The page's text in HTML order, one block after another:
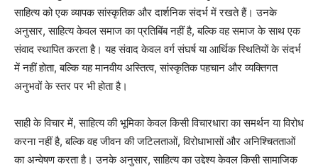
साहित्य को एक व्यापक सांस्कृतिक और दार्शनिक संदर्भ में रखते हैं। उनके
अनुसार, साहित्य केवल समाज का प्रतिबिंब नहीं है, बल्कि वह समाज के साथ एक
संवाद स्थापित करता है। यह संवाद केवल वर्ग संघर्ष या आर्थिक स्थितियों के संदर्भ
में नहीं होता, बल्कि यह मानवीय अस्तित्व, सांस्कृतिक पहचान और व्यक्तिगत
अनुभवों के स्तर पर भी होता है।
साही के विचार में, साहित्य की भूमिका केवल किसी विचारधारा का समर्थन या विरोध
करना नहीं है, बल्कि वह जीवन की जटिलताओं, विरोधाभासों और अनिश्चितताओं
का अन्वेषण करता है। उनके अनुसार, साहित्य का उद्देश्य केवल किसी सामाजिक